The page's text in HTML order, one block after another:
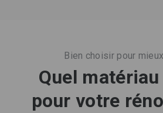
Bien choisir pour
Quel
pour votre